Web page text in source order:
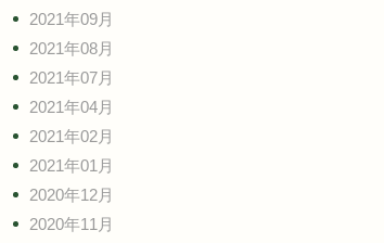
2021年09月
2021年08月
2021年07月
2021年04月
2021年02月
2021年01月
2020年12月
2020年11月